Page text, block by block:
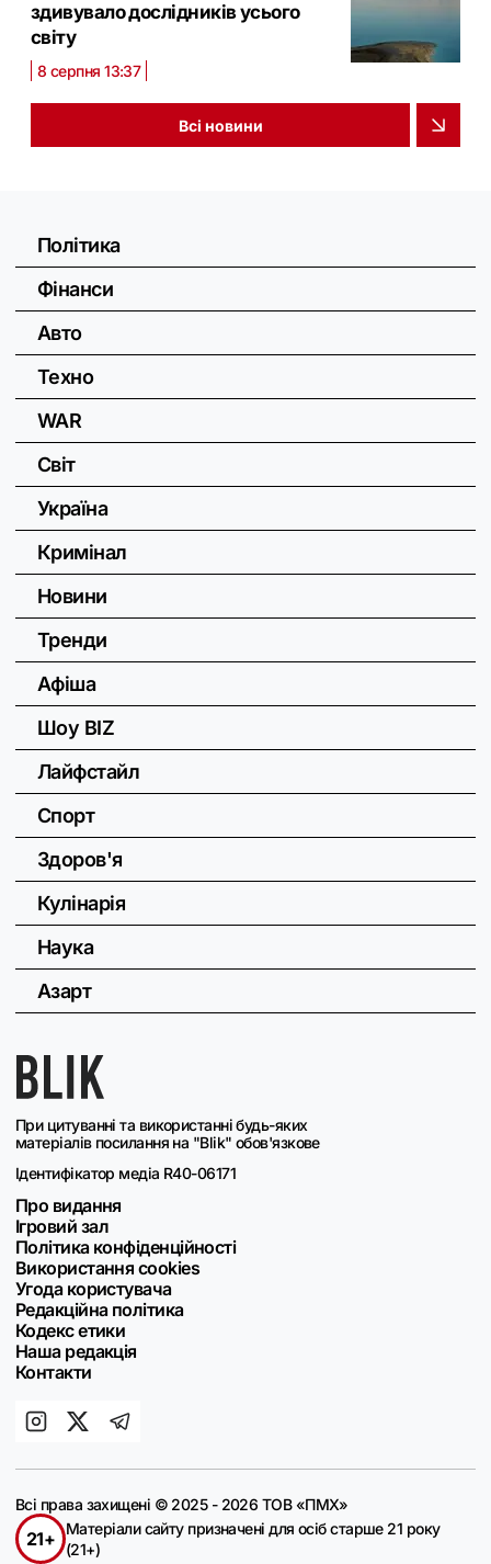
здивувало дослідників усього
світу
8 серпня 13:37
Всі новини
При цитуванні та використанні будь-яких
матеріалів посилання на "Blik" обов'язкове
Ідентифікатор медіа R40-06171
Про видання
Ігровий зал
Політика конфіденційності
Використання cookies
Угода користувача
Редакційна політика
Кодекс етики
Наша редакція
Контакти
Політика
Фінанси
Авто
Техно
WAR
Світ
Україна
Кримінал
Новини
Тренди
Афіша
Шоу BIZ
Лайфстайл
Спорт
Здоров'я
Кулінарія
Наука
Азарт
Всі права захищені © 2025 - 2026 ТОВ «ПМХ»
21+
Матеріали сайту призначені для осіб старше 21 року
(21+)